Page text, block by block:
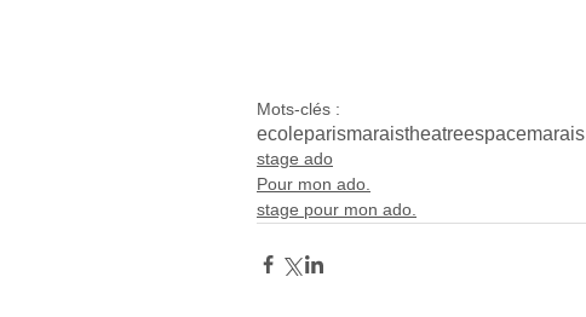
Mots-clés :
ecoleparismaraistheatreespacemarais
stage ado
Pour mon ado.
stage pour mon ado.